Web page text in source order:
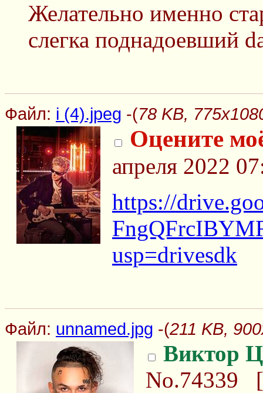
Желательно именно
слегка поднадоевший
Файл: i (4).jpeg -(78 KB,
Оцените
апреля 2022
https://
usp=drivesdk
Файл: unnamed.jpg -(211 KB,
Виктор
No.74339 [